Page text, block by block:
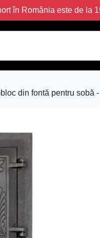
în România este de la
din fontă pentru sobă